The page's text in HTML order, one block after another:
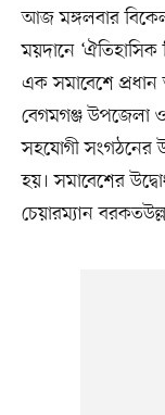
আজ মঙ্গলবার
ময়দানে
এক সমাবেশে
বেগমগঞ্জ উপজেলা
সহযোগী
হয়। সমাবেশের
চেয়ারম্যান